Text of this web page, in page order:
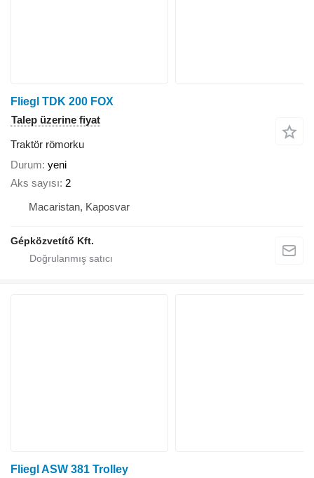
Fliegl TDK 200 FOX
Talep üzerine fiyat
Traktör römorku
Durum yeni
Aks sayısı 2
Macaristan, Kaposvar
Gépközvetítő Kft.
Fliegl ASW 381 Trolley